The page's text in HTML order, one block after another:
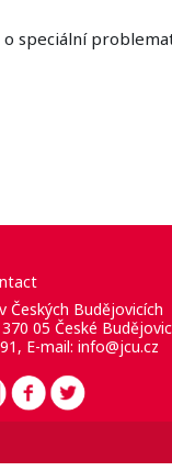
speciální
Českých Budějovicích
05 České
E-mail: info@jcu.cz